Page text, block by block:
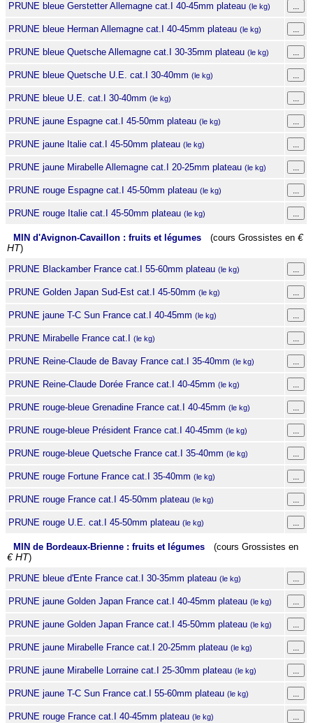
PRUNE bleue Gerstetter Allemagne cat.I 40-45mm plateau (le kg)
PRUNE bleue Herman Allemagne cat.I 40-45mm plateau (le kg)
PRUNE bleue Quetsche Allemagne cat.I 30-35mm plateau (le kg)
PRUNE bleue Quetsche U.E. cat.I 30-40mm (le kg)
PRUNE bleue U.E. cat.I 30-40mm (le kg)
PRUNE jaune Espagne cat.I 45-50mm plateau (le kg)
PRUNE jaune Italie cat.I 45-50mm plateau (le kg)
PRUNE jaune Mirabelle Allemagne cat.I 20-25mm plateau (le kg)
PRUNE rouge Espagne cat.I 45-50mm plateau (le kg)
PRUNE rouge Italie cat.I 45-50mm plateau (le kg)
MIN d'Avignon-Cavaillon : fruits et légumes (cours Grossistes en €
HT)
PRUNE Blackamber France cat.I 55-60mm plateau (le kg)
PRUNE Golden Japan Sud-Est cat.I 45-50mm (le kg)
PRUNE jaune T-C Sun France cat.I 40-45mm (le kg)
PRUNE Mirabelle France cat.I (le kg)
PRUNE Reine-Claude de Bavay France cat.I 35-40mm (le kg)
PRUNE Reine-Claude Dorée France cat.I 40-45mm (le kg)
PRUNE rouge-bleue Grenadine France cat.I 40-45mm (le kg)
PRUNE rouge-bleue Président France cat.I 40-45mm (le kg)
PRUNE rouge-bleue Quetsche France cat.I 35-40mm (le kg)
PRUNE rouge Fortune France cat.I 35-40mm (le kg)
PRUNE rouge France cat.I 45-50mm plateau (le kg)
PRUNE rouge U.E. cat.I 45-50mm plateau (le kg)
MIN de Bordeaux-Brienne : fruits et légumes
(cours Grossistes en
€ HT)
PRUNE bleue d'Ente France cat.I 30-35mm plateau (le kg)
PRUNE jaune Golden Japan France cat.I 40-45mm plateau (le kg)
PRUNE jaune Golden Japan France cat.I 45-50mm plateau (le kg)
PRUNE jaune Mirabelle France cat.I 20-25mm plateau (le kg)
PRUNE jaune Mirabelle Lorraine cat.I 25-30mm plateau (le kg)
PRUNE jaune T-C Sun France cat.I 55-60mm plateau (le kg)
PRUNE rouge France cat.I 40-45mm plateau (le kg)